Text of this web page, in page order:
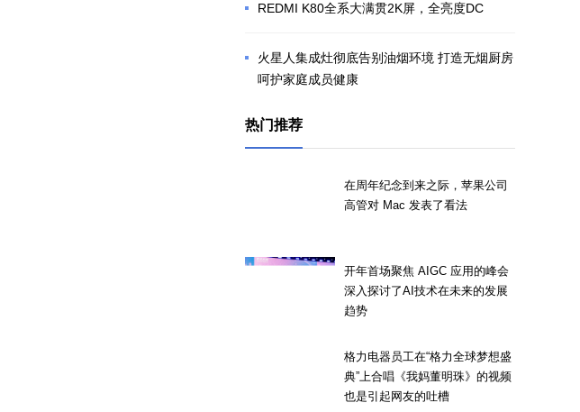
REDMI K80全系大满贯2K屏，全亮度DC
火星人集成灶彻底告别油烟环境 打造无烟厨房
呵护家庭成员健康
热门推荐
在周年纪念到来之际，苹果公司
高管对 Mac 发表了看法
开年首场聚焦 AIGC 应用的峰会
深入探讨了AI技术在未来的发展
趋势
格力电器员工在“格力全球梦想盛
典”上合唱《我妈董明珠》的视频
也是引起网友的吐槽